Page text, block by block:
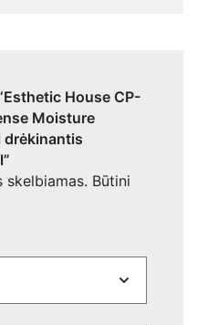
House CP-
Moisture
drėkinantis
skelbiamas. Būtini